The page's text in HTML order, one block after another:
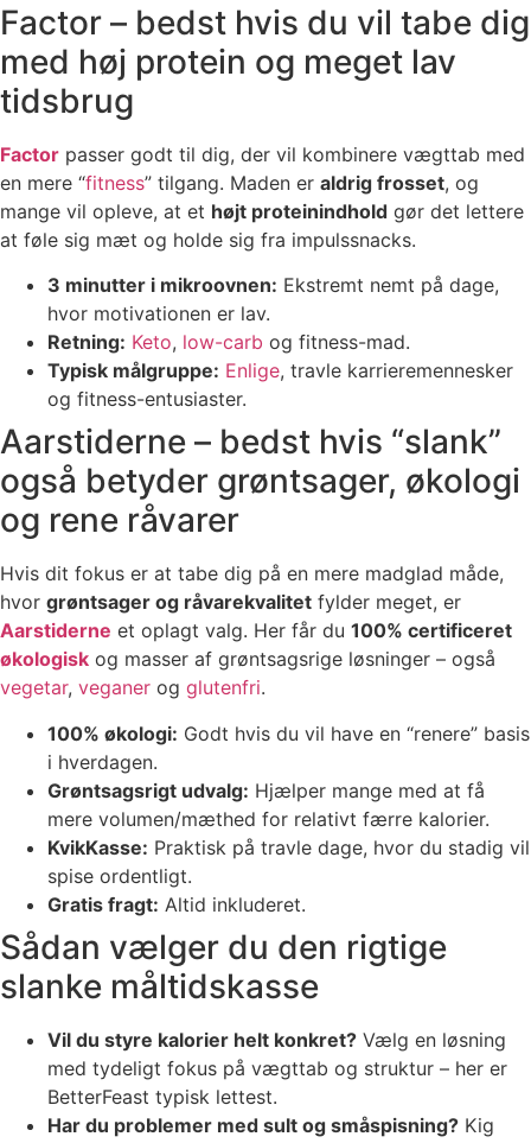
Factor – bedst hvis du vil tabe dig
med høj protein og meget lav
tidsbrug
Factor passer godt til dig, der vil kombinere vægttab med
en mere “fitness” tilgang. Maden er aldrig frosset, og
mange vil opleve, at et højt proteinindhold gør det lettere
at føle sig mæt og holde sig fra impulssnacks.
3 minutter i mikroovnen: Ekstremt nemt på dage,
hvor motivationen er lav.
Retning: Keto, low-carb og fitness-mad.
Typisk målgruppe: Enlige, travle karrieremennesker
og fitness-entusiaster.
Aarstiderne – bedst hvis “slank”
også betyder grøntsager, økologi
og rene råvarer
Hvis dit fokus er at tabe dig på en mere madglad måde,
hvor grøntsager og råvarekvalitet fylder meget, er
Aarstiderne et oplagt valg. Her får du 100% certificeret
økologisk og masser af grøntsagsrige løsninger – også
vegetar, veganer og glutenfri.
100% økologi: Godt hvis du vil have en “renere” basis
i hverdagen.
Grøntsagsrigt udvalg: Hjælper mange med at få
mere volumen/mæthed for relativt færre kalorier.
KvikKasse: Praktisk på travle dage, hvor du stadig vil
spise ordentligt.
Gratis fragt: Altid inkluderet.
Sådan vælger du den rigtige
slanke måltidskasse
Vil du styre kalorier helt konkret? Vælg en løsning
med tydeligt fokus på vægttab og struktur – her er
BetterFeast typisk lettest.
Har du problemer med sult og småspisning? Kig